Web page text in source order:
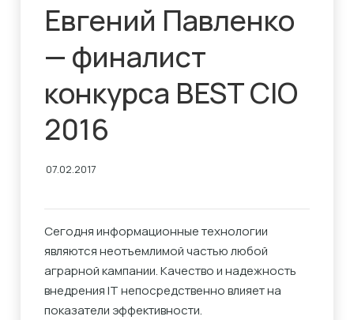
Евгений Павленко
— финалист
конкурса BEST CIO
2016
07.02.2017
Сегодня информационные технологии
являются неотъемлимой частью любой
аграрной кампании. Качество и надежность
внедрения IT непосредственно влияет на
показатели эффективности.